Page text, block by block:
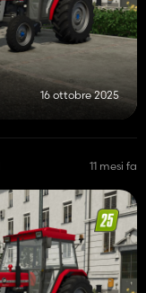
16 ottobre 2025
11 mesi fa